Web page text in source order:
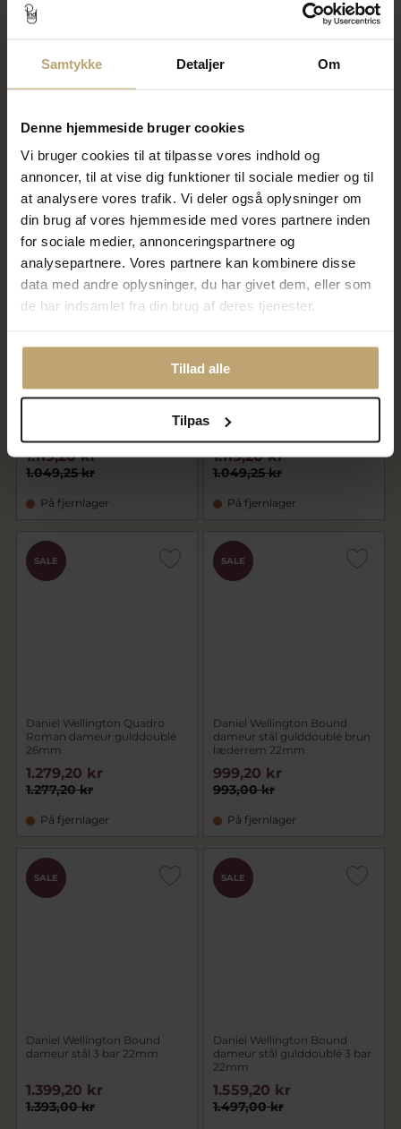
Samtykke Detaljer Om
Denne hjemmeside bruger cookies
Vi bruger cookies til at tilpasse vores indhold og
annoncer, til at vise dig funktioner til sociale medier og til
at analysere vores trafik. Vi deler også oplysninger om
din brug af vores hjemmeside med vores partnere inden
for sociale medier, annonceringspartnere og
analysepartnere. Vores partnere kan kombinere disse
data med andre oplysninger, du har givet dem, eller som
de har indsamlet fra din brug af deres tjenester.
Tillad alle
Tilpas
1.199,25 kr
1.279,20 kr
På lager
26mm
1.433,00 kr
1.439,20 kr
På fjernlager
PRIS
SALE
1.049,25 kr
1.119,20 kr
På fjernlager
CHOK
PRIS
SALE
Daniel Wellington Petite
1.049,25 kr
1.119,20 kr
På fjernlager
PRIS
SALE
Daniel Wellington Quadro
Roman dameur gulddoublé
26mm
1.277,20 kr
1.279,20 kr
På fjernlager
PRIS
SALE
Daniel Wellington Bound
dameur stål gulddoublé brun
læderrem 22mm
993,00 kr
999,20 kr
På fjernlager
PRIS
SALE
Daniel Wellington Bound
dameur stål 3 bar 22mm
1.393,00 kr
1.399,20 kr
PRIS
SALE
Daniel Wellington Bound
dameur stål gulddoublé 3 bar
22mm
1.497,00 kr
1.559,20 kr